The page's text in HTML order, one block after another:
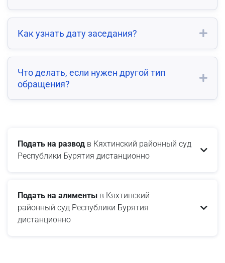
Как узнать дату заседания?
Что делать, если нужен другой тип
обращения?
Подать на развод в Кяхтинский районный суд
Республики Бурятия дистанционно
Подать на алименты в Кяхтинский
районный суд Республики Бурятия
дистанционно